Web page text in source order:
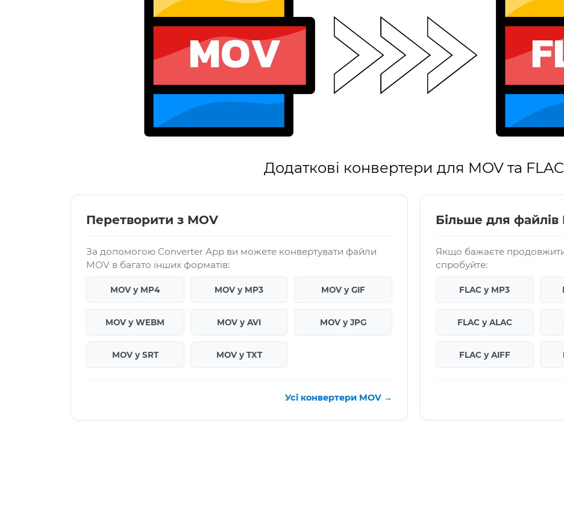
Додаткові конвертери для MOV та FLAC
Перетворити з MOV
За допомогою Converter App ви можете конвертувати файли
MOV в багато інших форматів:
MOV у MP4 MOV у MP3 MOV у GIF
MOV у WEBM MOV у AVI MOV у JPG
MOV у SRT MOV у TXT
Усі конвертери MOV →
Більше для файлів
Якщо бажаєте
спробуйте:
FLAC у MP3
FLAC у ALAC
FLAC у AIFF